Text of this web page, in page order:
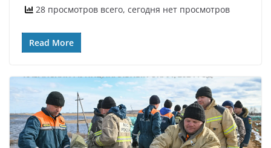
28 просмотров всего, сегодня нет просмотров
Read More